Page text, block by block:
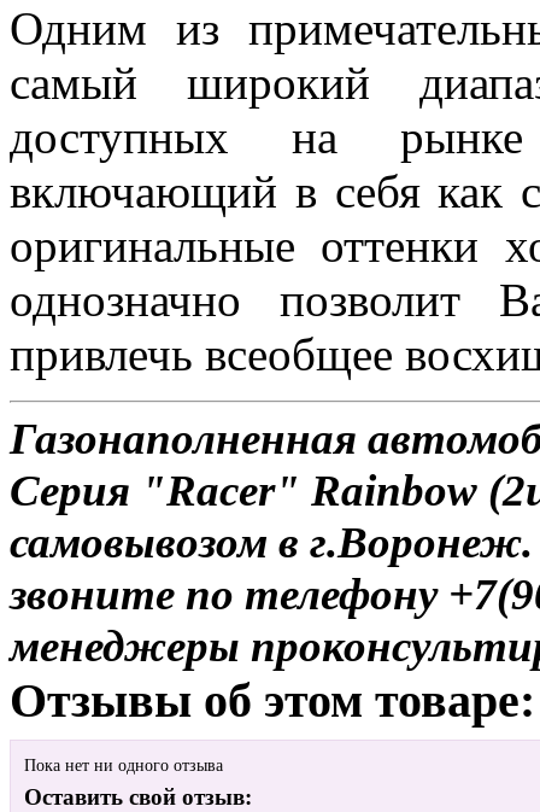
Одним из
самый широкий
доступных на рынке
включающий в себя как
оригинальные оттенки
однозначно позволит
привлечь всеобщее
Газонаполненная
Серия "Racer" Rainbow
самовывозом в
звоните по телефону
менеджеры
Отзывы об этом товаре:
Пока нет ни одного отзыва
Оставить свой отзыв: